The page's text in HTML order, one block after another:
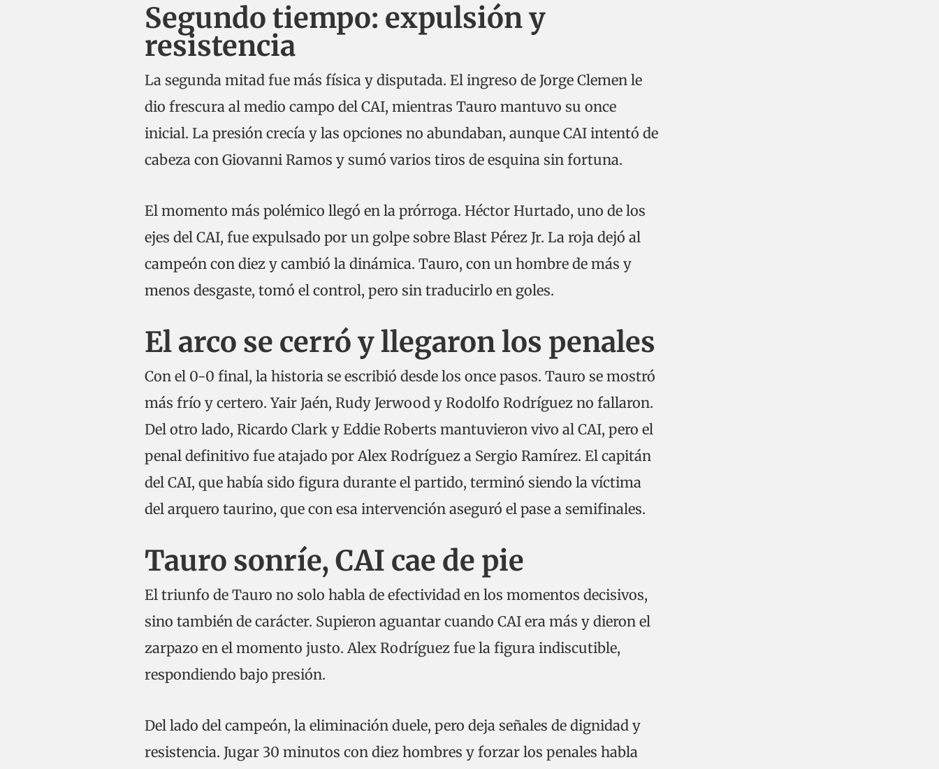
Segundo tiempo: expulsión y
resistencia
La segunda mitad fue más física y disputada. El ingreso de Jorge Clemen le
dio frescura al medio campo del CAI, mientras Tauro mantuvo su once
inicial. La presión crecía y las opciones no abundaban, aunque CAI intentó de
cabeza con Giovanni Ramos y sumó varios tiros de esquina sin fortuna.
El momento más polémico llegó en la prórroga. Héctor Hurtado, uno de los
ejes del CAI, fue expulsado por un golpe sobre Blast Pérez Jr. La roja dejó al
campeón con diez y cambió la dinámica. Tauro, con un hombre de más y
menos desgaste, tomó el control, pero sin traducirlo en goles.
El arco se cerró y llegaron los penales
Con el 0-0 final, la historia se escribió desde los once pasos. Tauro se mostró
más frío y certero. Yair Jaén, Rudy Jerwood y Rodolfo Rodríguez no fallaron.
Del otro lado, Ricardo Clark y Eddie Roberts mantuvieron vivo al CAI, pero el
penal definitivo fue atajado por Alex Rodríguez a Sergio Ramírez. El capitán
del CAI, que había sido figura durante el partido, terminó siendo la víctima
del arquero taurino, que con esa intervención aseguró el pase a semifinales.
Tauro sonríe, CAI cae de pie
El triunfo de Tauro no solo habla de efectividad en los momentos decisivos,
sino también de carácter. Supieron aguantar cuando CAI era más y dieron el
zarpazo en el momento justo. Alex Rodríguez fue la figura indiscutible,
respondiendo bajo presión.
Del lado del campeón, la eliminación duele, pero deja señales de dignidad y
resistencia. Jugar 30 minutos con diez hombres y forzar los penales habla